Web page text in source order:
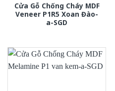
Cửa Gỗ Chống Cháy MDF
Veneer P1R5 Xoan Đào-
a-SGD